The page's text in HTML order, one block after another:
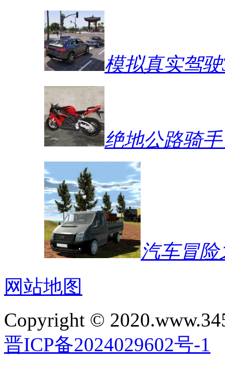
模拟真实驾
绝地公路骑手
汽车冒险
网站地图
Copyright ©
晋ICP备2024029602号-1